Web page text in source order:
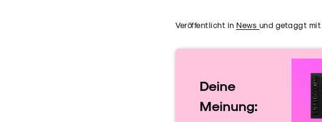
Veröffentlicht in News und getaggt mit
Deine
Meinung: